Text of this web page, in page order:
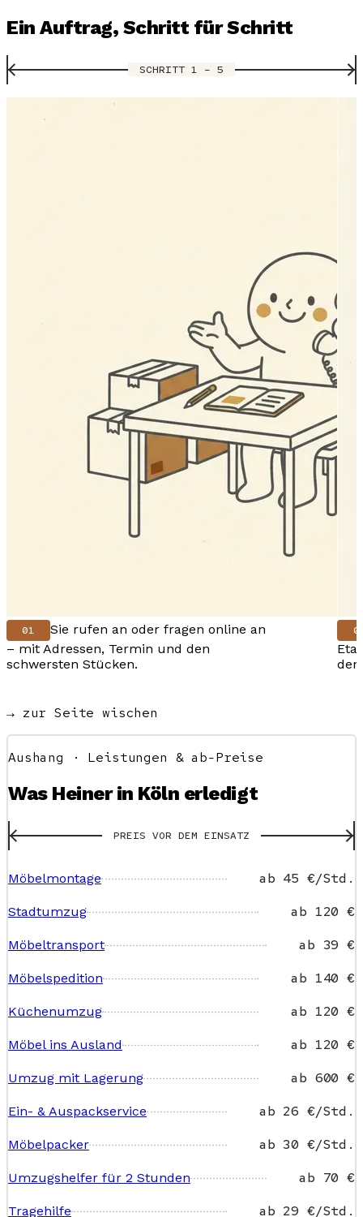
Ein Auftrag, Schritt für Schritt
SCHRITT 1 – 5
01
Sie rufen an oder fragen online an
– mit Adressen, Termin und den
schwersten Stücken.
der
→ zur Seite wischen
Aushang · Leistungen & ab-Preise
Was Heiner in Köln erledigt
PREIS VOR DEM EINSATZ
Möbelmontage ab 45 €/Std.
Stadtumzug ab 120 €
Möbeltransport ab 39 €
Möbelspedition ab 140 €
Küchenumzug ab 120 €
Möbel ins Ausland ab 120 €
Umzug mit Lagerung ab 600 €
Ein- & Auspackservice ab 26 €/Std.
Möbelpacker ab 30 €/Std.
Umzugshelfer für 2 Stunden ab 70 €
Tragehilfe ab 29 €/Std.